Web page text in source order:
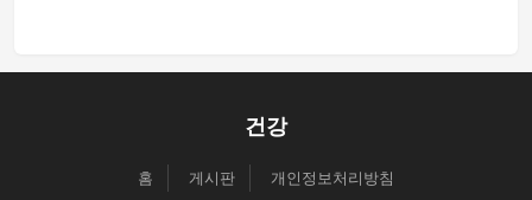
건강
홈 게시판 개인정보처리방침